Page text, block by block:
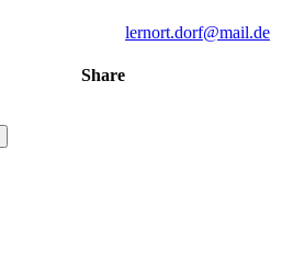
lernort.dorf@mail.de
Share